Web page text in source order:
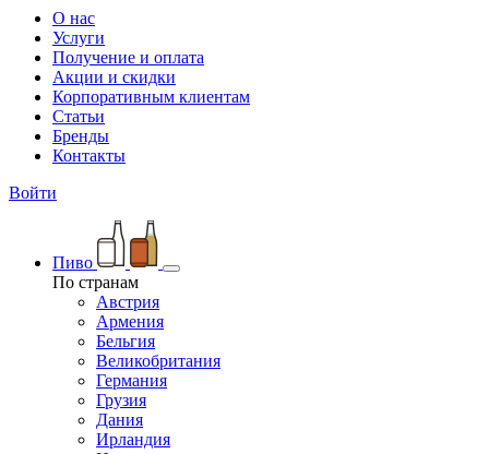
О нас
Услуги
Получение и оплата
Акции и скидки
Корпоративным клиентам
Статьи
Бренды
Контакты
Войти
Пиво
По странам
Австрия
Армения
Бельгия
Великобритания
Германия
Грузия
Дания
Ирландия